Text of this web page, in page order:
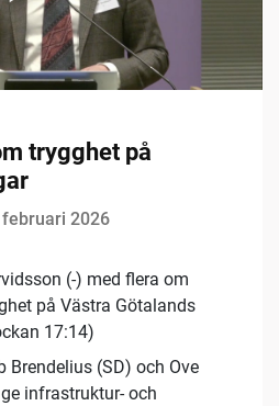
trygghet på
2026
(-) med flera om
på Västra Götalands
17:14)
Brendelius (SD) och Ove
infrastruktur- och